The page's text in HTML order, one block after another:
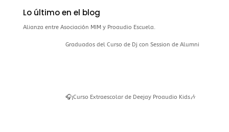
Lo último en el blog
Alianza entre Asociación MIM y Proaudio Escuela.
Graduados del Curso de Dj con Session de Alumni
🎧¡Curso Extraescolar de Deejay Proaudio Kids🎶